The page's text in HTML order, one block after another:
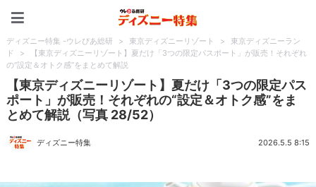
ディズニー特集 -ウレぴあ総研 > 東京ディズニーリゾート >
東京ディズニーラン
ド
>
【東京ディズニーリゾート】夏だけ「3つの限定パスポート」が販売！それぞれ
の“設定＆オトク感”をまとめて解説
【東京ディズニーリゾート】夏だけ「3つの限定パス
ポート」が販売！それぞれの“設定＆オトク感”をま
とめて解説（写真 28/52）
ディズニー特集 2026.5.5 8:15